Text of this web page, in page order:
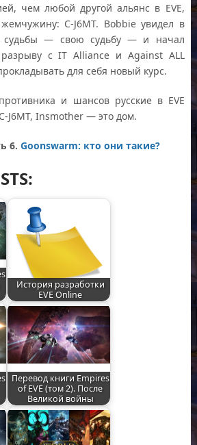
чем любой другой альянс в EVE,
C-J6MT. Bobbie увидел в
судьбы — свою судьбу — и начал
с IT Alliance и Against ALL
для себя новый курс.
и шансов русские в EVE
J6MT, Insmother — это дом.
6.Goonswarm: кто они такие?
История разработки
EVE Online
Перевод книги Empires
of EVE (том 2). После
Великой войны